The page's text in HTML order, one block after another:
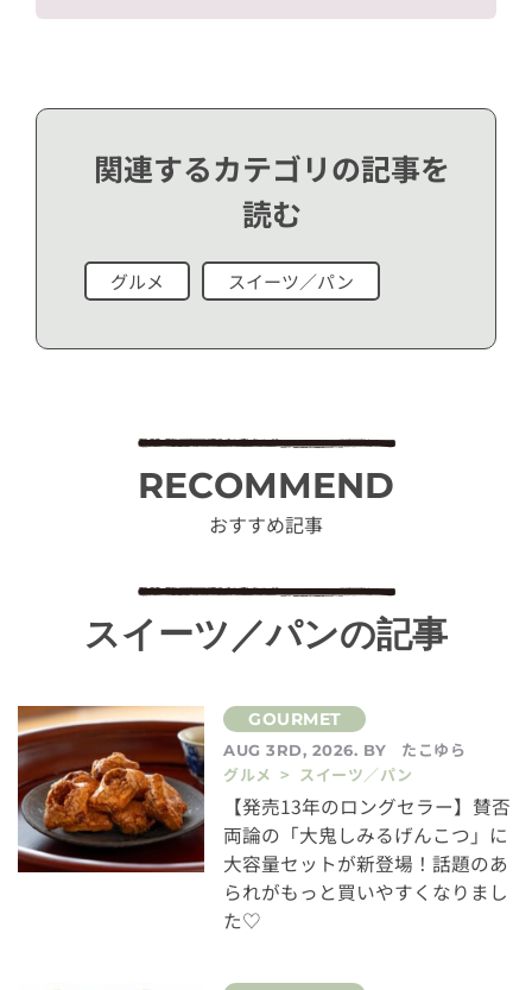
関連するカテゴリの記事を
読む
グルメ スイーツ／パン
RECOMMEND
おすすめ記事
スイーツ／パンの記事
AUG 3RD, 2026. BY
たこゆら
グルメ > スイーツ／パン
【発売13年のロングセラー】賛否
両論の「大鬼しみるげんこつ」に
大容量セットが新登場！話題のあ
られがもっと買いやすくなりまし
た♡